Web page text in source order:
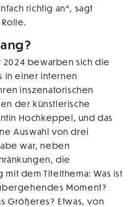
richtig an“, sagt
2024 bewarben sich die
in einer internen
inszenatorischen
der künstlerische
Hochkeppel, und das
Auswahl von drei
war, neben
die
dem Titelthema: Was ist
Moment?
Größeres? Etwas, von